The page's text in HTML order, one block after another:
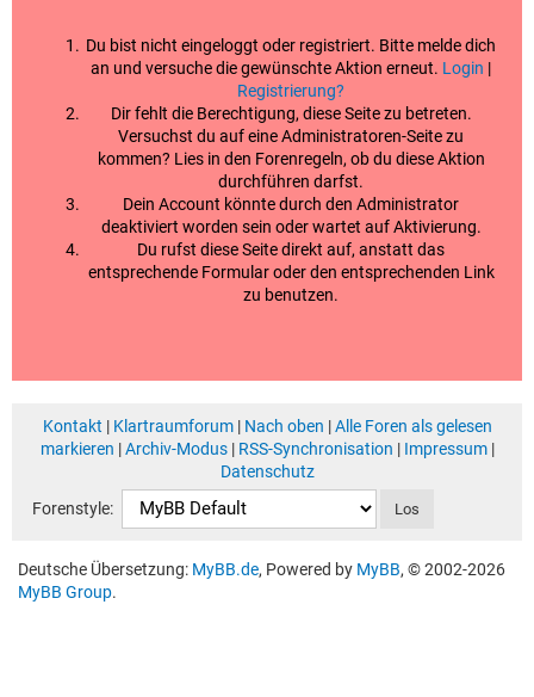
Du bist nicht eingeloggt oder registriert. Bitte melde dich
an und versuche die gewünschte Aktion erneut. Login |
Registrierung?
Dir fehlt die Berechtigung, diese Seite zu betreten.
Versuchst du auf eine Administratoren-Seite zu
kommen? Lies in den Forenregeln, ob du diese Aktion
durchführen darfst.
Dein Account könnte durch den Administrator
deaktiviert worden sein oder wartet auf Aktivierung.
Du rufst diese Seite direkt auf, anstatt das
entsprechende Formular oder den entsprechenden Link
zu benutzen.
Kontakt | Klartraumforum| Nach oben |Alle Foren als gelesen
markieren |Archiv-Modus| RSS-Synchronisation | Impressum|
Datenschutz
Forenstyle:
Deutsche Übersetzung: MyBB.de, Powered by MyBB, © 2002-2026
MyBB Group.